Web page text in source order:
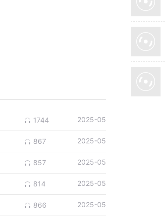
1744 2025-05
867 2025-05
857 2025-05
814 2025-05
866 2025-05